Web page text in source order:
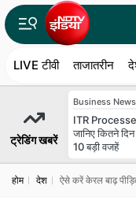
LIVE टीवी ताजातरीन
ट्रेडिंग खबरें
Business News
ITR
जानिए कितने
10 बड़ी वजहें
होम देश ऐसे करें केरल बाढ़